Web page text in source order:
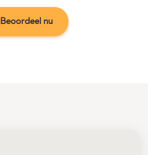
Beoordeel nu